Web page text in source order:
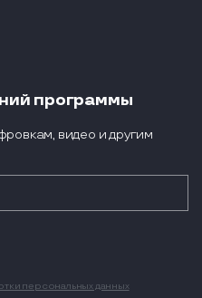
программы
видео и другим
персональных данных